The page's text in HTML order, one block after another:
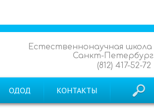
Естественнонаучная школа
Санкт-Петербург
(812) 417-52-72
ОДОД КОНТАКТЫ